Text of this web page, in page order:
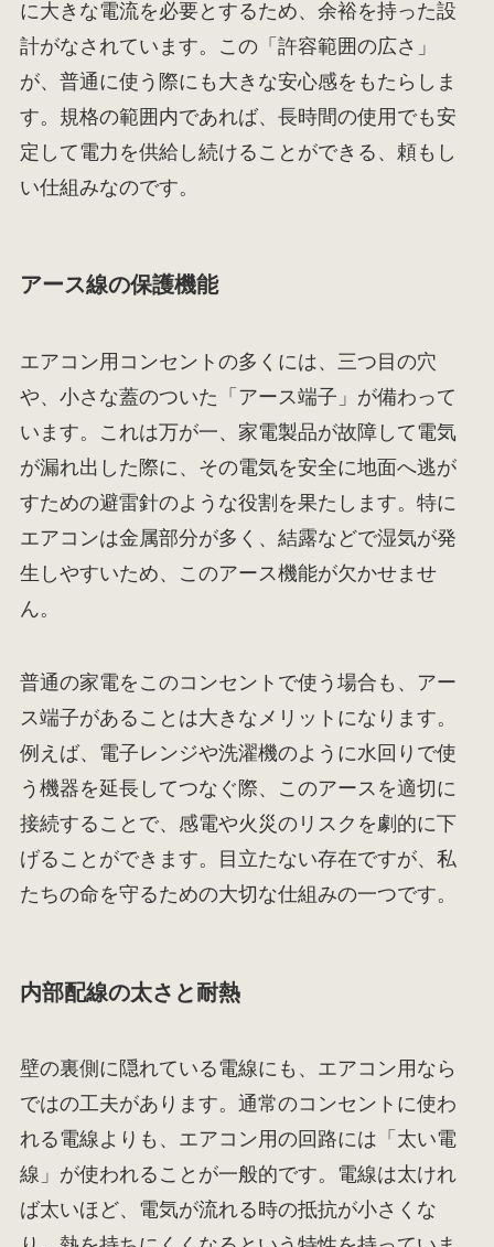
に大きな電流を必要とするため、余裕を持った設
計がなされています。この「許容範囲の広さ」
が、普通に使う際にも大きな安心感をもたらしま
す。規格の範囲内であれば、長時間の使用でも安
定して電力を供給し続けることができる、頼もし
い仕組みなのです。
アース線の保護機能
エアコン用コンセントの多くには、三つ目の穴
や、小さな蓋のついた「アース端子」が備わって
います。これは万が一、家電製品が故障して電気
が漏れ出した際に、その電気を安全に地面へ逃が
すための避雷針のような役割を果たします。特に
エアコンは金属部分が多く、結露などで湿気が発
生しやすいため、このアース機能が欠かせませ
ん。
普通の家電をこのコンセントで使う場合も、アー
ス端子があることは大きなメリットになります。
例えば、電子レンジや洗濯機のように水回りで使
う機器を延長してつなぐ際、このアースを適切に
接続することで、感電や火災のリスクを劇的に下
げることができます。目立たない存在ですが、私
たちの命を守るための大切な仕組みの一つです。
内部配線の太さと耐熱
壁の裏側に隠れている電線にも、エアコン用なら
ではの工夫があります。通常のコンセントに使わ
れる電線よりも、エアコン用の回路には「太い電
線」が使われることが一般的です。電線は太けれ
ば太いほど、電気が流れる時の抵抗が小さくな